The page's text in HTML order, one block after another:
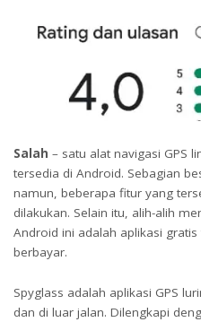
Salah – satu alat navigasi GPS
tersedia di Android. Sebagian
namun, beberapa fitur yang
dilakukan. Selain itu, alih-alih
Android ini adalah aplikasi
berbayar.
Spyglass adalah aplikasi GPS
dan di luar jalan. Dilengkapi